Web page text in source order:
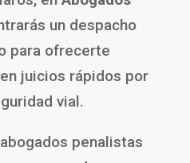
un despacho
para ofrecerte
juicios rápidos por
vial.
penalistas